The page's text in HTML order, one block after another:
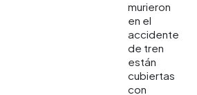
murieron
en el
accidente
de tren
están
cubiertas
con